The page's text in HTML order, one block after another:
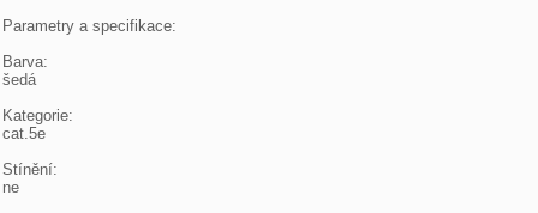
Parametry a specifikace:
Barva:
šedá
Kategorie:
cat.5e
Stínění:
ne